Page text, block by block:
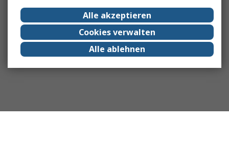
Alle akzeptieren
Cookies verwalten
Alle ablehnen